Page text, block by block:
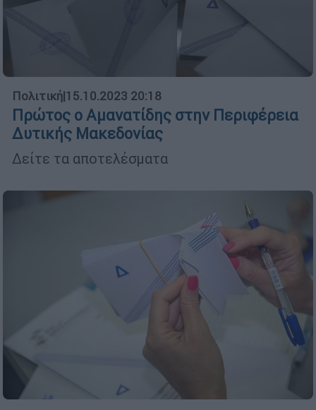
Πολιτική|15.10.2023 20:18
Πρώτος ο Αμανατίδης στην Περιφέρεια
Δυτικής Μακεδονίας
Δείτε τα αποτελέσματα